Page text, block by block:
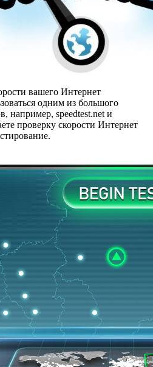
вашего Интернет
одним из большого
например, speedtest.net и
проверку скорости Интернет